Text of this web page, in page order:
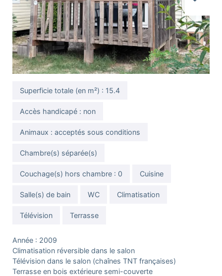
Superficie totale (en m²) : 15.4
Accès handicapé : non
Animaux : acceptés sous conditions
Chambre(s) séparée(s)
Couchage(s) hors chambre : 0 Cuisine
Salle(s) de bain WC Climatisation
Télévision Terrasse
Année : 2009
Climatisation réversible dans le salon
Télévision dans le salon (chaînes TNT françaises)
Terrasse en bois extérieure semi-couverte